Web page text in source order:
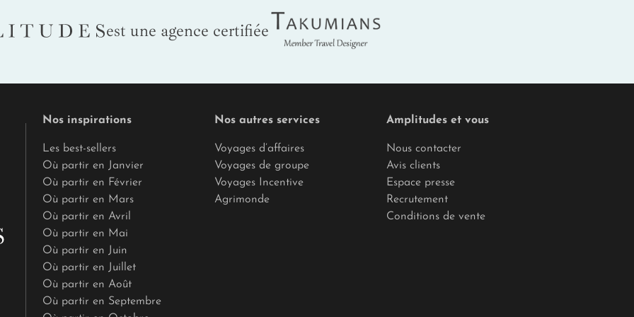
est une agence certifiée Takumians
Nos inspirations
Les best-sellers
Où partir en Janvier
Où partir en Février
Où partir en Mars
Où partir en Avril
Où partir en Mai
Où partir en Juin
Où partir en Juillet
Où partir en Août
Où partir en Septembre
Nos autres services
Voyages d’affaires
Voyages de groupe
Voyages Incentive
Agrimonde
Amplitudes et vous
Nous contacter
Avis clients
Espace presse
Recrutement
Conditions de vente